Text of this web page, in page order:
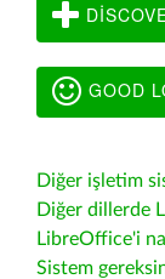
GOOD
Diğer işletim
Diğer dillerde
LibreOffice'i
Sistem